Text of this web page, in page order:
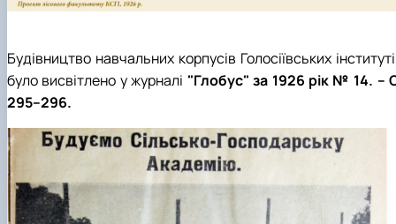
Будівництво навчальних корпусів Голосіївських
було висвітлено у журналі "Глобус" за 1926 рік № 14. –
295–296.